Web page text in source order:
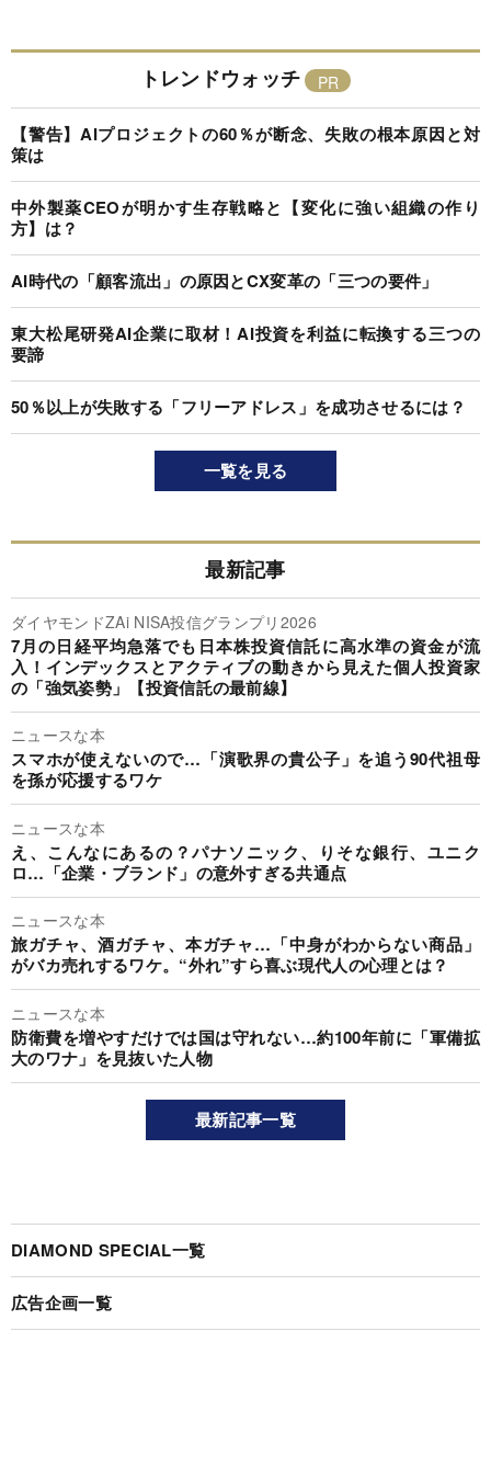
トレンドウォッチ
【警告】AIプロジェクトの60％が断念、失敗の根本原因と対
策は
中外製薬CEOが明かす生存戦略と【変化に強い組織の作り
方】は？
AI時代の「顧客流出」の原因とCX変革の「三つの要件」
東大松尾研発AI企業に取材！AI投資を利益に転換する三つの
要諦
50％以上が失敗する「フリーアドレス」を成功させるには？
一覧を見る
最新記事
ダイヤモンドZAi NISA投信グランプリ2026
7月の日経平均急落でも日本株投資信託に高水準の資金が流
入！インデックスとアクティブの動きから見えた個人投資家
の「強気姿勢」【投資信託の最前線】
ニュースな本
スマホが使えないので…「演歌界の貴公子」を追う90代祖母
を孫が応援するワケ
ニュースな本
え、こんなにあるの？パナソニック、りそな銀行、ユニク
ロ…「企業・ブランド」の意外すぎる共通点
ニュースな本
旅ガチャ、酒ガチャ、本ガチャ…「中身がわからない商品」
がバカ売れするワケ。“外れ”すら喜ぶ現代人の心理とは？
ニュースな本
防衛費を増やすだけでは国は守れない…約100年前に「軍備拡
大のワナ」を見抜いた人物
最新記事一覧
DIAMOND SPECIAL一覧
広告企画一覧